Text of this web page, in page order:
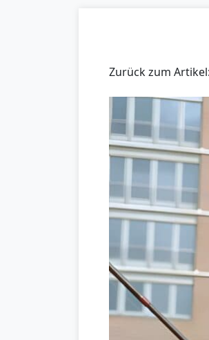
Zurück zum Artikel: